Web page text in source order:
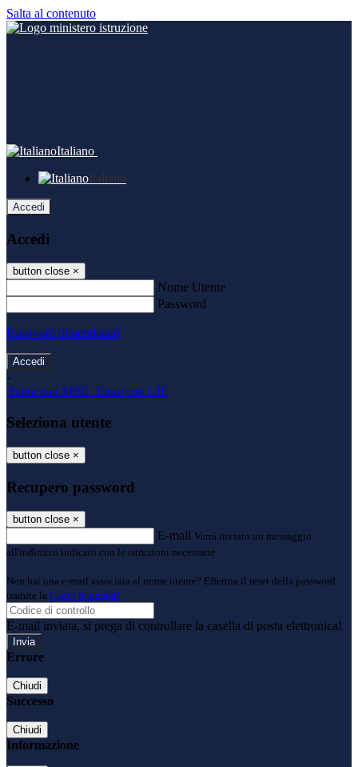
Salta al contenuto
Italiano
Italiano
Accedi
Accedi
button close ×
Nome Utente
Password
Password dimenticata?
-
Entra con SPID Entra con CIE
Seleziona utente
button close ×
Recupero password
button close ×
E-mail Verrà inviato un messaggio
all'indirizzo indicato con le istruzioni necessarie.
Non hai una e-mail associata al nome utente? Effettua il reset della password
tramite la Login Spaggiari
E-mail inviata, si prega di controllare la casella di posta elettronica!
Errore
Chiudi
Successo
Chiudi
Informazione